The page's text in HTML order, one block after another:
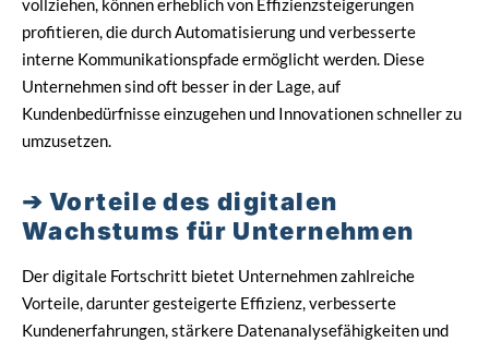
vollziehen, können erheblich von Effizienzsteigerungen
profitieren, die durch Automatisierung und verbesserte
interne Kommunikationspfade ermöglicht werden. Diese
Unternehmen sind oft besser in der Lage, auf
Kundenbedürfnisse einzugehen und Innovationen schneller zu
umzusetzen.
Vorteile des digitalen
Wachstums für Unternehmen
Der digitale Fortschritt bietet Unternehmen zahlreiche
Vorteile, darunter gesteigerte Effizienz, verbesserte
Kundenerfahrungen, stärkere Datenanalysefähigkeiten und